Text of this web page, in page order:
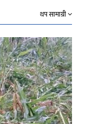
थप सामाग्री